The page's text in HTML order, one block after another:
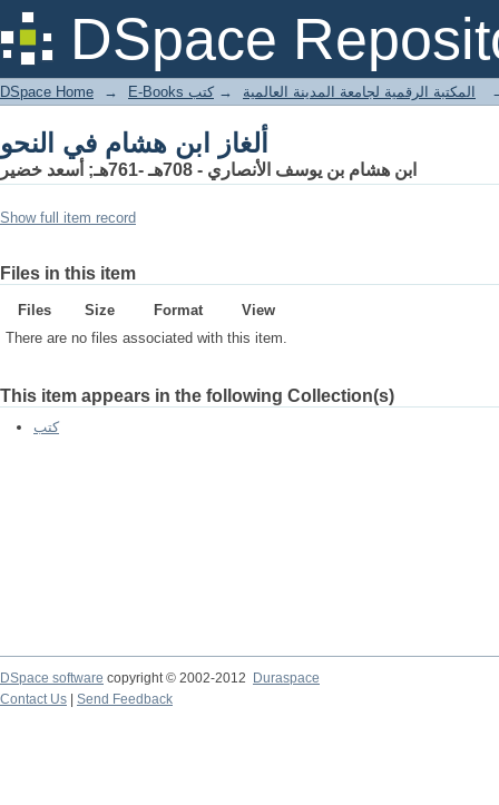
DSpace
ألغاز ابن هشام في النحو
DSpace Home → E-Books المكتبة الرقمية لجامعة المدينة العالمية → كتب
ألغاز ابن هشام في النحو
ابن هشام بن يوسف الأنصاري - 708هـ -761هـ; أسعد خضير
Show full item record
Files in this item
Files Size Format
View
There are no files associated with this item.
This item appears in the following Collection(s)
كتب
DSpace software copyright © 2002-2012
Duraspace
Contact Us
Send Feedback